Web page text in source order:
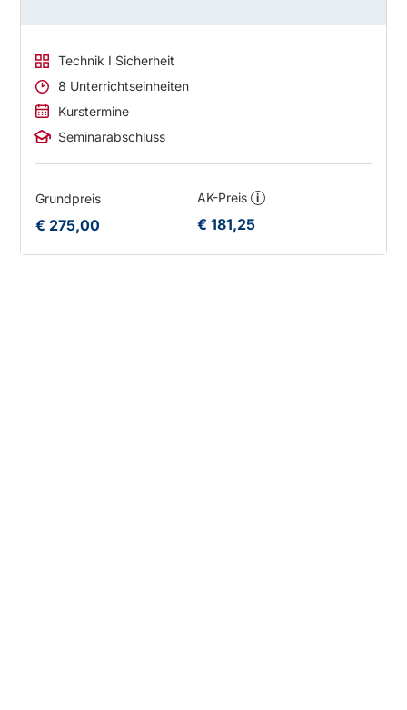
Technik I Sicherheit
8 Unterrichtseinheiten
Kurstermine
Seminarabschluss
Grundpreis
€ 275,00
AK-Preis i
€ 181,25